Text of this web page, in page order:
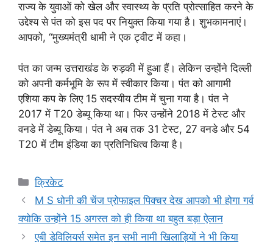
राज्य के युवाओं को खेल और स्वास्थ्य के प्रति प्रोत्साहित करने के
उद्देश्य से पंत को इस पद पर नियुक्त किया गया है। शुभकामनाएं।
आपको, “मुख्यमंत्री धामी ने एक ट्वीट में कहा।
पंत का जन्म उत्तराखंड के रुड़की में हुआ हैं। लेकिन उन्होंने दिल्ली
को अपनी कर्मभूमि के रूप में स्वीकार किया। पंत को आगामी
एशिया कप के लिए 15 सदस्यीय टीम में चुना गया है। पंत ने
2017 में T20 डेब्यू किया था। फिर उन्होंने 2018 में टेस्ट और
वनडे में डेब्यू किया। पंत ने अब तक 31 टेस्ट, 27 वनडे और 54
T20 में टीम इंडिया का प्रतिनिधित्व किया है।
Categories
क्रिकेट
M S धोनी की चेंज प्रोफाइल पिक्चर देख आपको भी होगा गर्व
क्योकि उन्होंने 15 अगस्त को ही किया था बहुत बड़ा ऐलान
एबी डेविलियर्स समेत इन सभी नामी खिलाड़ियों ने भी किया